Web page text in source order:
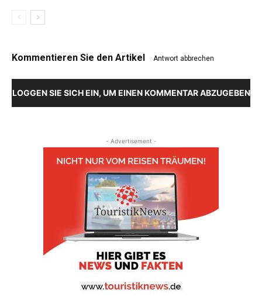
Kommentieren Sie den Artikel Antwort abbrechen
LOGGEN SIE SICH EIN, UM EINEN KOMMENTAR ABZUGEBEN
- Advertisement -